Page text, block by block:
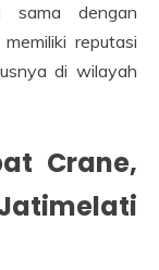
sama dengan
reputasi
di wilayah
Crane,